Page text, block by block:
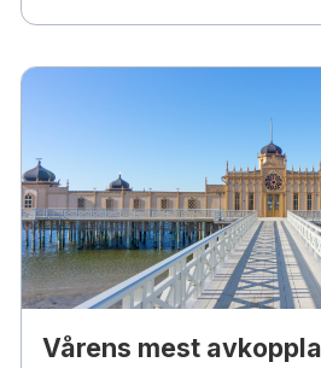
Vårens mest